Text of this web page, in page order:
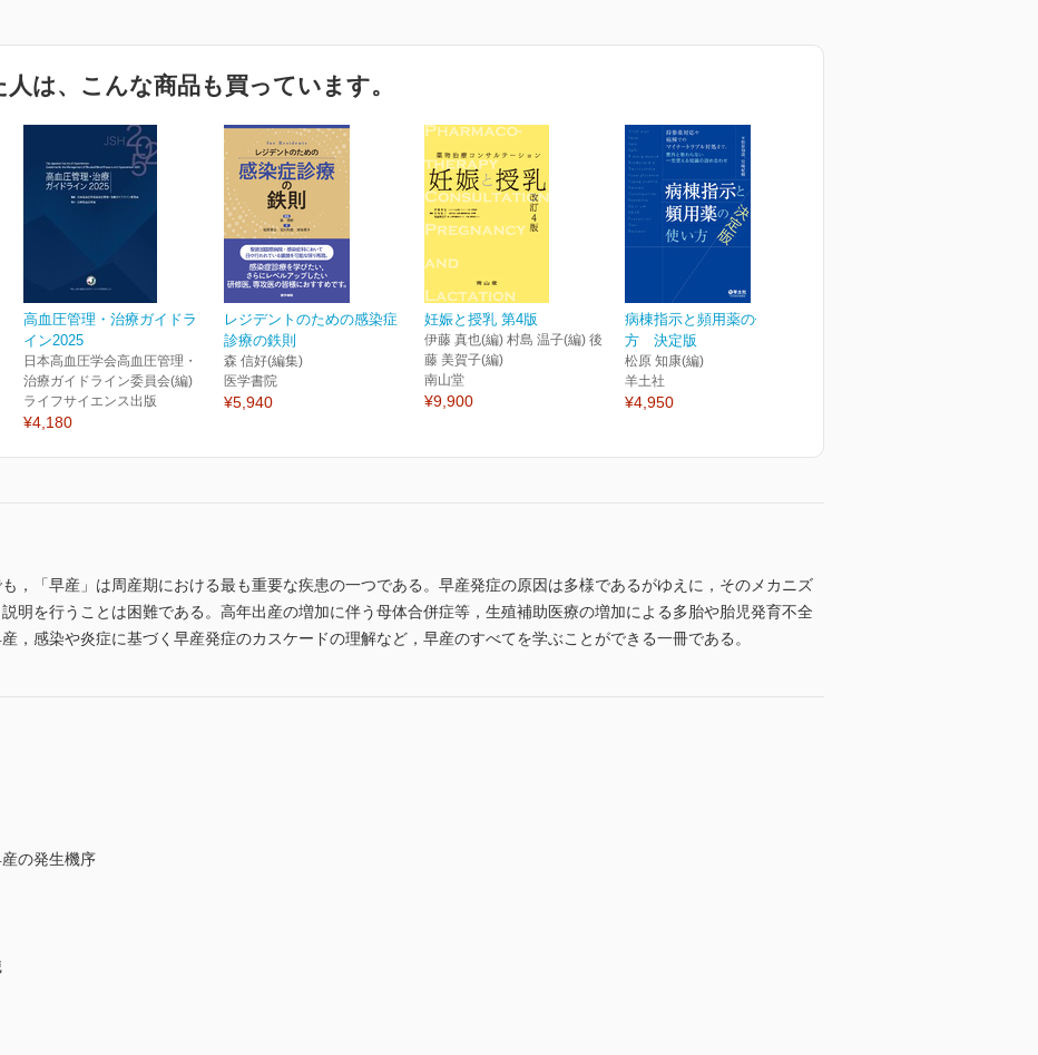
は、こんな商品も買っています。
高血圧管理・治療ガイドラ
イン2025
日本高血圧学会高血圧管理・
治療ガイドライン委員会(編)
ライフサイエンス出版
¥4,180
レジデントのための感染症
診療の鉄則
森 信好(編集)
医学書院
¥5,940
妊娠と授乳 第4版
伊藤 真也(編) 村島 温子(編) 後
藤 美賀子(編)
南山堂
¥9,900
病棟指示と頻用薬の使い
方 決定版
松原 知康(編)
羊土社
¥4,950
，「早産」は周産期における最も重要な疾患の一つである。早産発症の原因は多様であるがゆえに，そのメカニズ
明を行うことは困難である。高年出産の増加に伴う母体合併症等，生殖補助医療の増加による多胎や胎児発育不全
，感染や炎症に基づく早産発症のカスケードの理解など，早産のすべてを学ぶことができる一冊である。
の発生機序